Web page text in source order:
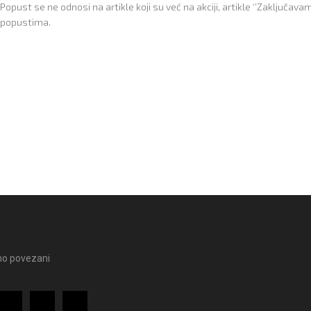
Popust se ne odnosi na artikle koji su već na akciji, artikle
popustima.
povezani